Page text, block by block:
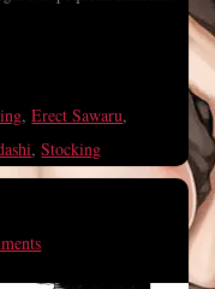
,Erect Sawaru,
,Stocking